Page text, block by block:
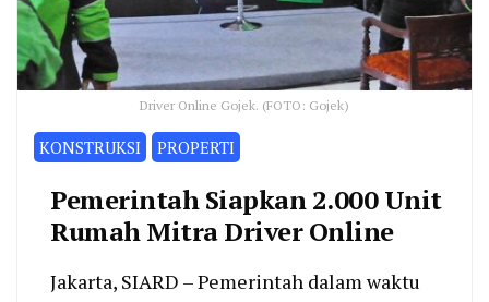
Driver Online Gojek. (FOTO: Gojek)
KONSTRUKSI PROPERTI
Pemerintah Siapkan 2.000 Unit
Rumah Mitra Driver Online
Jakarta, SIARD – Pemerintah dalam waktu